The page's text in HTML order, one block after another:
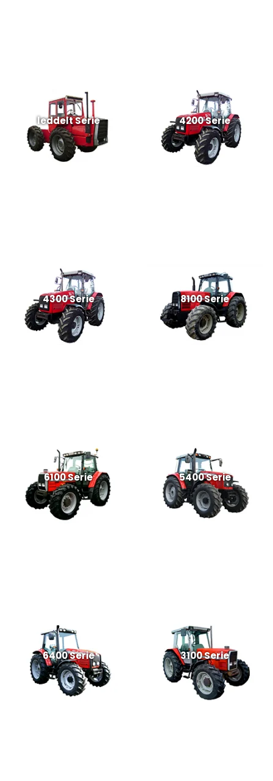
leddelt Serie 4200 Serie
4300 Serie 8100 Serie
6100 Serie 5400 Serie
6400 Serie 3100 Serie